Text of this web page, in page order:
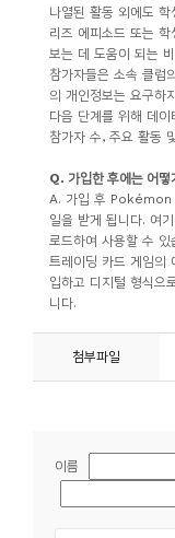
나열된 활동 외에도 학
리즈 에피소드 또는
보는 데 도움이 되는
참가자들은 소속 클럽
의 개인정보는 요구하
다음 단계를 위해 데
참가자 수, 주요 활동
Q. 가입한 후에는 어떻
A. 가입 후 Pokémon
일을 받게 됩니다. 여
로드하여 사용할 수 있
트레이딩 카드 게임의
입하고 디지털 형식으
니다.
첨부파일
이름